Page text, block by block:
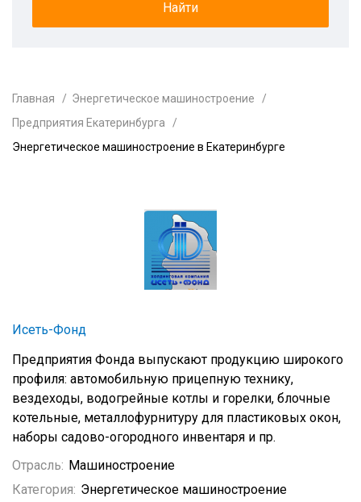
Главная
Энергетическое машиностроение
Предприятия Екатеринбурга
Энергетическое машиностроение в Екатеринбурге
Исеть-Фонд
Предприятия Фонда выпускают продукцию широкого
профиля: автомобильную прицепную технику,
вездеходы, водогрейные котлы и горелки, блочные
котельные, металлофурнитуру для пластиковых окон,
наборы садово-огородного инвентаря и пр.
Отрасль: Машиностроение
Категория: Энергетическое машиностроение